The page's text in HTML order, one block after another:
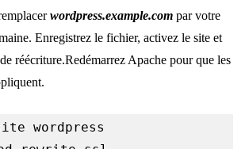
wordpress.example.com par votre
Enregistrez le fichier, activez le site et
réécriture.Redémarrez Apache pour que les
wordpress